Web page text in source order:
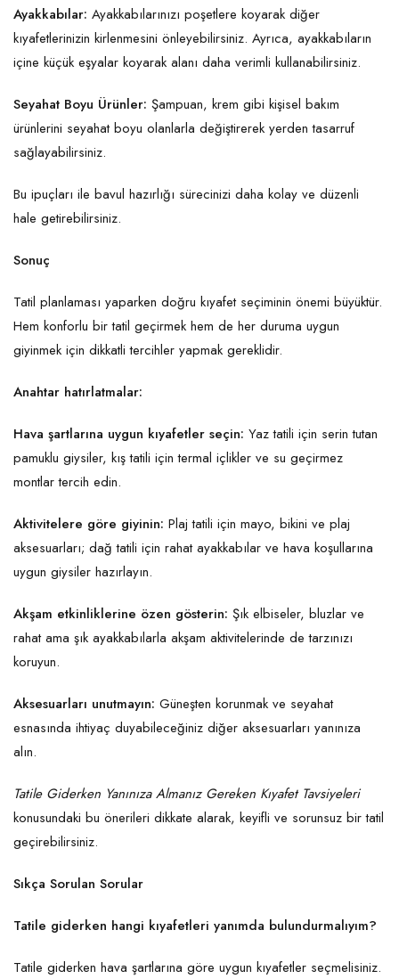
Ayakkabılar: Ayakkabılarınızı poşetlere koyarak diğer
kıyafetlerinizin kirlenmesini önleyebilirsiniz. Ayrıca, ayakkabıların
içine küçük eşyalar koyarak alanı daha verimli kullanabilirsiniz.
Seyahat Boyu Ürünler: Şampuan, krem gibi kişisel bakım
ürünlerini seyahat boyu olanlarla değiştirerek yerden tasarruf
sağlayabilirsiniz.
Bu ipuçları ile bavul hazırlığı sürecinizi daha kolay ve düzenli
hale getirebilirsiniz.
Sonuç
Tatil planlaması yaparken doğru kıyafet seçiminin önemi büyüktür.
Hem konforlu bir tatil geçirmek hem de her duruma uygun
giyinmek için dikkatli tercihler yapmak gereklidir.
Anahtar hatırlatmalar:
Hava şartlarına uygun kıyafetler seçin: Yaz tatili için serin tutan
pamuklu giysiler, kış tatili için termal içlikler ve su geçirmez
montlar tercih edin.
Aktivitelere göre giyinin: Plaj tatili için mayo, bikini ve plaj
aksesuarları; dağ tatili için rahat ayakkabılar ve hava koşullarına
uygun giysiler hazırlayın.
Akşam etkinliklerine özen gösterin: Şık elbiseler, bluzlar ve
rahat ama şık ayakkabılarla akşam aktivitelerinde de tarzınızı
koruyun.
Aksesuarları unutmayın: Güneşten korunmak ve seyahat
esnasında ihtiyaç duyabileceğiniz diğer aksesuarları yanınıza
alın.
Tatile Giderken Yanınıza Almanız Gereken Kıyafet Tavsiyeleri
konusundaki bu önerileri dikkate alarak, keyifli ve sorunsuz bir tatil
geçirebilirsiniz.
Sıkça Sorulan Sorular
Tatile giderken hangi kıyafetleri yanımda bulundurmalıyım?
Tatile giderken hava şartlarına göre uygun kıyafetler seçmelisiniz.